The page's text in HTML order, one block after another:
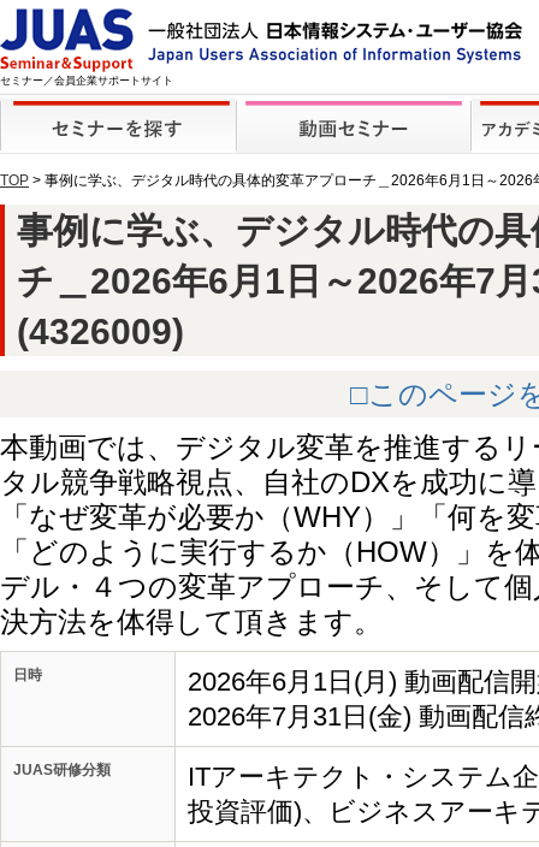
セミナー／会員企業サポートサイト
TOP > 事例に学ぶ、デジタル時代の具体的変革アプローチ＿2026年6月1日～
事例に学ぶ、デジタル時代の
チ＿2026年6月1日～2026年7
(4326009)
□このページ
本動画では、デジタル変革を推進する
タル競争戦略視点、自社のDXを成功に
「なぜ変革が必要か（WHY）」「何を
「どのように実行するか（HOW）」を
デル・４つの変革アプローチ、そして
決方法を体得して頂きます。
日時
2026年6月1日(月) 動画配信
2026年7月31日(金) 動画配信
JUAS研修分類
ITアーキテクト・システム
投資評価)、ビジネスアーキ